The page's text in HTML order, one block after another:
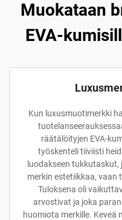
Muokataan
EVA-
Kun luxusmuotimerkki
räätälöityjen EVA-
työskenteli tiiviisti
luodakseen
merkin estetiikkaa, vaan
Tuloksena oli
arvostivat ja joka
huomiota merkille.